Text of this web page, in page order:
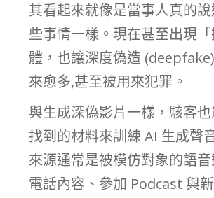
其看起來就像是當事人真的
些事情一樣。現在甚至出現
體，也讓深度偽造
來愈多,甚至被用來犯罪。
與生成深偽影片一樣，駭客
找到的材料來訓練 AI 生成聲
來源通常是被模仿對象的語音
電話內容、參加 Podcast 與